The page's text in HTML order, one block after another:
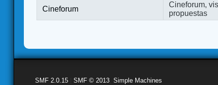
Cineforum
Cineforum,
propuestas
SMF 2.0.15 SMF © 2013 Simple Machines